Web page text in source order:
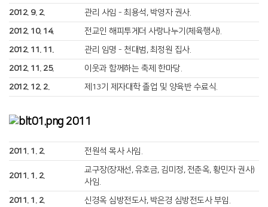
2012. 9. 2.
관리 사임 - 최용석, 박영자 권사.
2012. 10. 14.
전교인 해피투게더 사랑나누기(체육행사).
2012. 11. 11.
관리 임명 - 천대범, 최정원 집사.
2012. 11. 25.
이웃과 함께하는 축제 한마당.
2012. 12. 2.
제13기 제자대학 졸업 및 양육반 수료식.
2011
2011. 1. 2. 전원석 목사 사임.
2011. 1. 2.
교구장(장재선, 유호금, 김미정, 전춘옥, 황민자 권사)
사임.
2011. 1. 2.
신경옥 심방전도사, 박은경 심방전도사 부임.